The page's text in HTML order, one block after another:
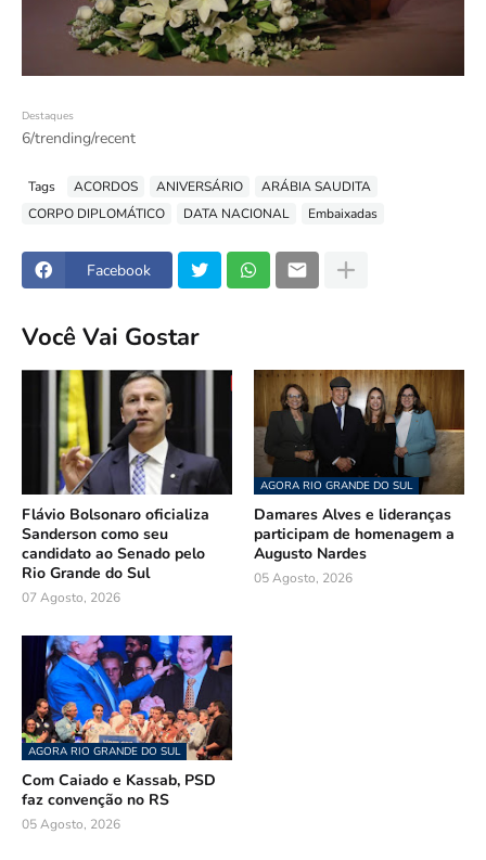
Destaques
6/trending/recent
Tags ACORDOS ANIVERSÁRIO
ARÁBIA SAUDITA
CORPO DIPLOMÁTICO
DATA NACIONAL Embaixadas
Facebook
Você Vai Gostar
Flávio Bolsonaro oficializa
Sanderson como seu
candidato ao Senado pelo
Rio Grande do Sul
07 Agosto, 2026
AGORA RIO GRANDE DO SUL
Damares Alves e lideranças
participam de homenagem a
Augusto Nardes
05 Agosto, 2026
AGORA RIO GRANDE DO SUL
Com Caiado e Kassab, PSD
faz convenção no RS
05 Agosto, 2026